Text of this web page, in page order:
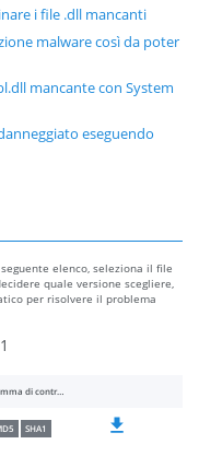
i file .dll mancanti
malware così da poter
mancante con System
eseguendo
elenco, seleziona il file
quale versione scegliere,
per risolvere il problema
Somma di controllo
SHA1